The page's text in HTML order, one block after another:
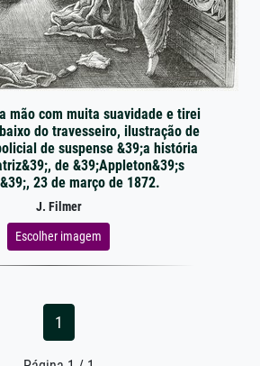
mão com muita suavidade e tirei
do travesseiro, ilustração de
de suspense &39;a história
de &39;Appleton&39;s
23 de março de 1872.
J. Filmer
Escolher imagem
1